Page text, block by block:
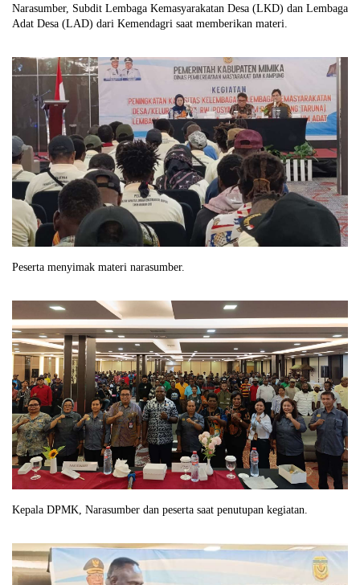
Narasumber, Subdit Lembaga Kemasyarakatan Desa (LKD) dan Lembaga
Adat Desa (LAD) dari Kemendagri saat memberikan materi.
Peserta menyimak materi narasumber.
Kepala DPMK, Narasumber dan peserta saat penutupan kegiatan.